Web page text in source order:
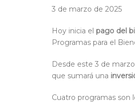
3 de marzo de 2025
Hoy inicia el pago del
Programas para el
Desde este 3 de
que sumará una
Cuatro programas son